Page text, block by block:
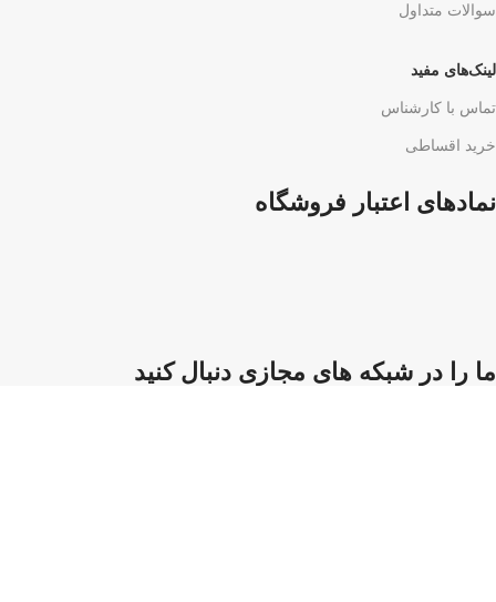
سوالات متداول
لینک‌های مفید
تماس با کارشناس
خرید اقساطی
نمادهای اعتبار فروشگاه
ما را در شبکه های مجازی دنبال کنید